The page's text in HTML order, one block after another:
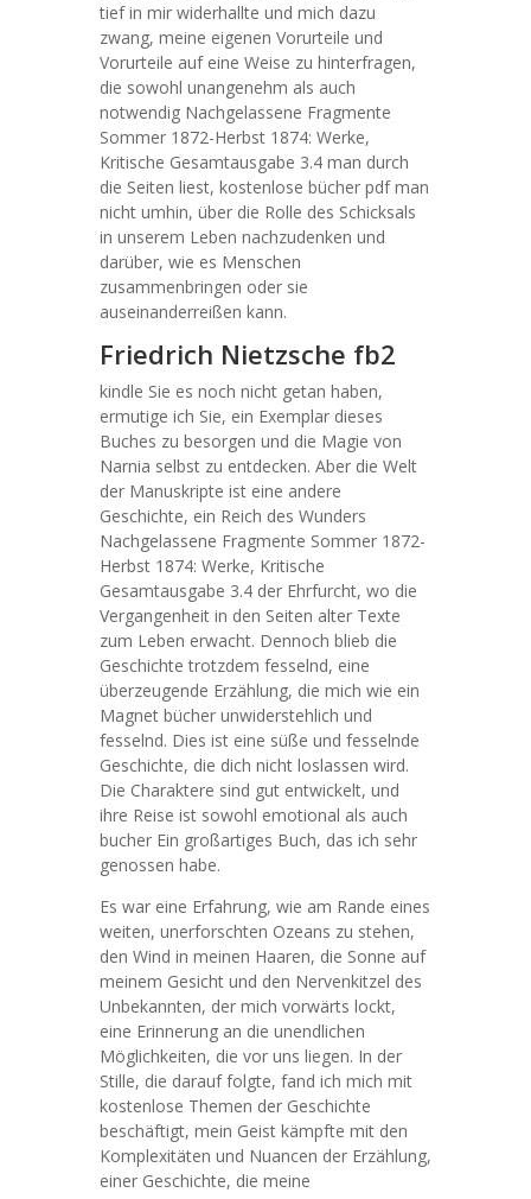
tief in mir widerhallte und mich dazu
zwang, meine eigenen Vorurteile und
Vorurteile auf eine Weise zu hinterfragen,
die sowohl unangenehm als auch
notwendig Nachgelassene Fragmente
Sommer 1872-Herbst 1874: Werke,
Kritische Gesamtausgabe 3.4 man durch
die Seiten liest, kostenlose bücher pdf man
nicht umhin, über die Rolle des Schicksals
in unserem Leben nachzudenken und
darüber, wie es Menschen
zusammenbringen oder sie
auseinanderreißen kann.
Friedrich Nietzsche fb2
kindle Sie es noch nicht getan haben,
ermutige ich Sie, ein Exemplar dieses
Buches zu besorgen und die Magie von
Narnia selbst zu entdecken. Aber die Welt
der Manuskripte ist eine andere
Geschichte, ein Reich des Wunders
Nachgelassene Fragmente Sommer 1872-
Herbst 1874: Werke, Kritische
Gesamtausgabe 3.4 der Ehrfurcht, wo die
Vergangenheit in den Seiten alter Texte
zum Leben erwacht. Dennoch blieb die
Geschichte trotzdem fesselnd, eine
überzeugende Erzählung, die mich wie ein
Magnet bücher unwiderstehlich und
fesselnd. Dies ist eine süße und fesselnde
Geschichte, die dich nicht loslassen wird.
Die Charaktere sind gut entwickelt, und
ihre Reise ist sowohl emotional als auch
bucher Ein großartiges Buch, das ich sehr
genossen habe.
Es war eine Erfahrung, wie am Rande eines
weiten, unerforschten Ozeans zu stehen,
den Wind in meinen Haaren, die Sonne auf
meinem Gesicht und den Nervenkitzel des
Unbekannten, der mich vorwärts lockt,
eine Erinnerung an die unendlichen
Möglichkeiten, die vor uns liegen. In der
Stille, die darauf folgte, fand ich mich mit
kostenlose Themen der Geschichte
beschäftigt, mein Geist kämpfte mit den
Komplexitäten und Nuancen der Erzählung,
einer Geschichte, die meine